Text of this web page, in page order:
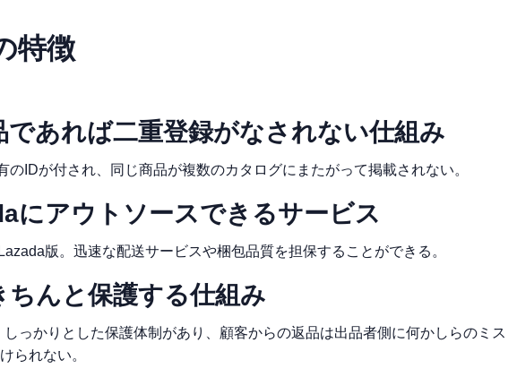
特徴
であれば二重登録がなされない仕組み
IDが付され、同じ商品が複数のカタログにまたがって掲載されない。
にアウトソースできるサービス
版。迅速な配送サービスや梱包品質を担保することができる。
んと保護する仕組み
っかりとした保護体制があり、顧客からの返品は出品者側に何かしらのミス
られない。